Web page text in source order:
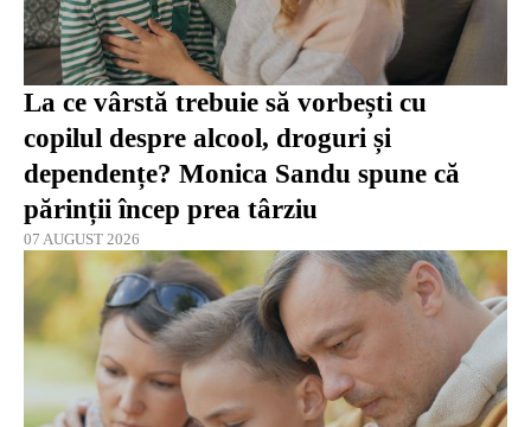
La ce vârstă trebuie să vorbești cu
copilul despre alcool, droguri și
dependențe? Monica Sandu spune că
părinții încep prea târziu
07 AUGUST 2026